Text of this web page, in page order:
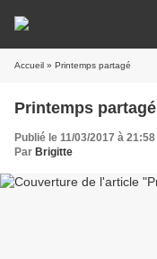
Accueil » Printemps partagé
Printemps partagé
Publié le 11/03/2017 à 21:58
Par Brigitte